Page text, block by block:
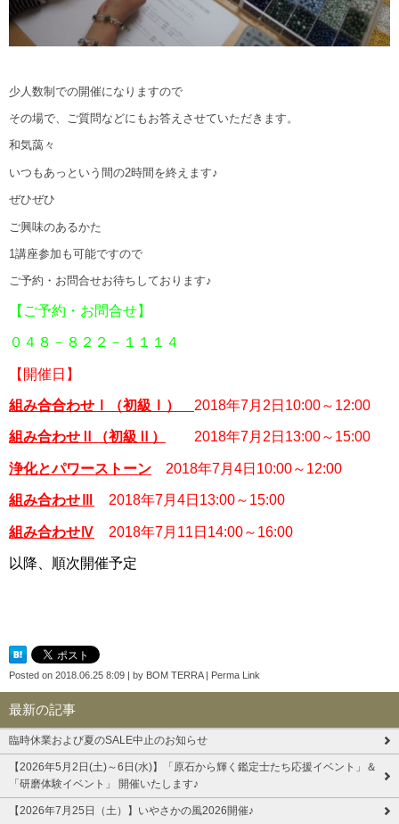
少人数制での開催になりますので
その場で、ご質問などにもお答えさせていただきます。
和気藹々
いつもあっという間の2時間を終えます♪
ぜひぜひ
ご興味のあるかた
1講座参加も可能ですので
ご予約・お問合せお待ちしております♪
【ご予約・お問合せ】
０４８－８２２－１１１４
【開催日】
組み合合わせⅠ（初級Ⅰ） 2018年7月2日10:00～12:00
組み合わせⅡ（初級Ⅱ） 2018年7月2日13:00～15:00
浄化とパワーストーン 2018年7月4日10:00～12:00
組み合わせⅢ 2018年7月4日13:00～15:00
組み合わせⅣ 2018年7月11日14:00～16:00
以降、順次開催予定
Posted on 2018.06.25 8:09 by BOM TERRA| Perma Link
最新の記事
臨時休業および夏のSALE中止のお知らせ
【2026年5月2日(土)～6日(水)】「原石から輝く鑑定士たち応援イベント」＆
「研磨体験イベント」 開催いたします♪
【2026年7月25日（土）】いやさかの風2026開催♪